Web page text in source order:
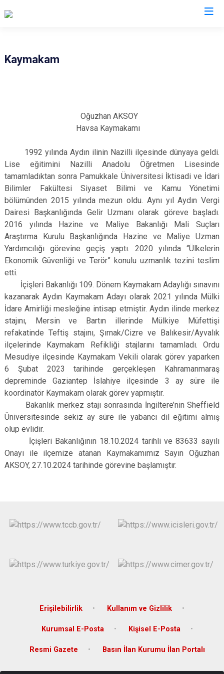
Süloğlu
Uzunköprü
Kaymakam
Oğuzhan AKSOY
Havsa Kaymakamı
1992 yılında Aydın ilinin Nazilli ilçesinde dünyaya geldi.
Lise eğitimini Nazilli Anadolu Öğretmen Lisesinde
tamamladıktan sonra Pamukkale Üniversitesi İktisadi ve İdari
Bilimler Fakültesi Siyaset Bilimi ve Kamu Yönetimi
bölümünden 2015 yılında mezun oldu. Aynı yıl Aydın Vergi
Dairesi Başkanlığında Gelir Uzmanı olarak göreve başladı.
2016 yılında Hazine ve Maliye Bakanlığı Mali Suçları
Araştırma Kurulu Başkanlığında Hazine ve Maliye Uzman
Yardımcılığı görevine geçiş yaptı. 2020 yılında “Ülkelerin
Ekonomik Güvenliği ve Terör” konulu uzmanlık tezini teslim
etti.
İçişleri Bakanlığı 109. Dönem Kaymakam Adaylığı sınavını
kazanarak Aydın Kaymakam Adayı olarak 2021 yılında Mülki
İdare Amirliği mesleğine intisap etmiştir. Aydın ilinde merkez
stajını, Mersin ve Bartın illerinde Mülkiye Müfettişi
refakatinde Teftiş stajını, Şırnak/Cizre ve Balıkesir/Ayvalık
ilçelerinde Kaymakam Refikliği stajlarını tamamladı. Ordu
Mesudiye ilçesinde Kaymakam Vekili olarak görev yaparken
6 Şubat 2023 tarihinde gerçekleşen Kahramanmaraş
depreminde Gaziantep İslahiye ilçesinde 3 ay süre ile
koordinatör Kaymakam olarak görev yapmıştır.
Bakanlık merkez stajı sonrasında İngiltere’nin Sheffield
Üniversitesinde sekiz ay süre ile yabancı dil eğitimi almış
olup evlidir.
İçişleri Bakanlığının 18.10.2024 tarihli ve 83633 sayılı
Onayı ile ilçemize atanan Kaymakamımız Sayın Oğuzhan
AKSOY, 27.10.2024 tarihinde görevine başlamıştır.
Erişilebilirlik Kullanım ve Gizlilik
Kurumsal E-Posta Kişisel E-Posta
Resmi Gazete Basın İlan Kurumu İlan Portalı